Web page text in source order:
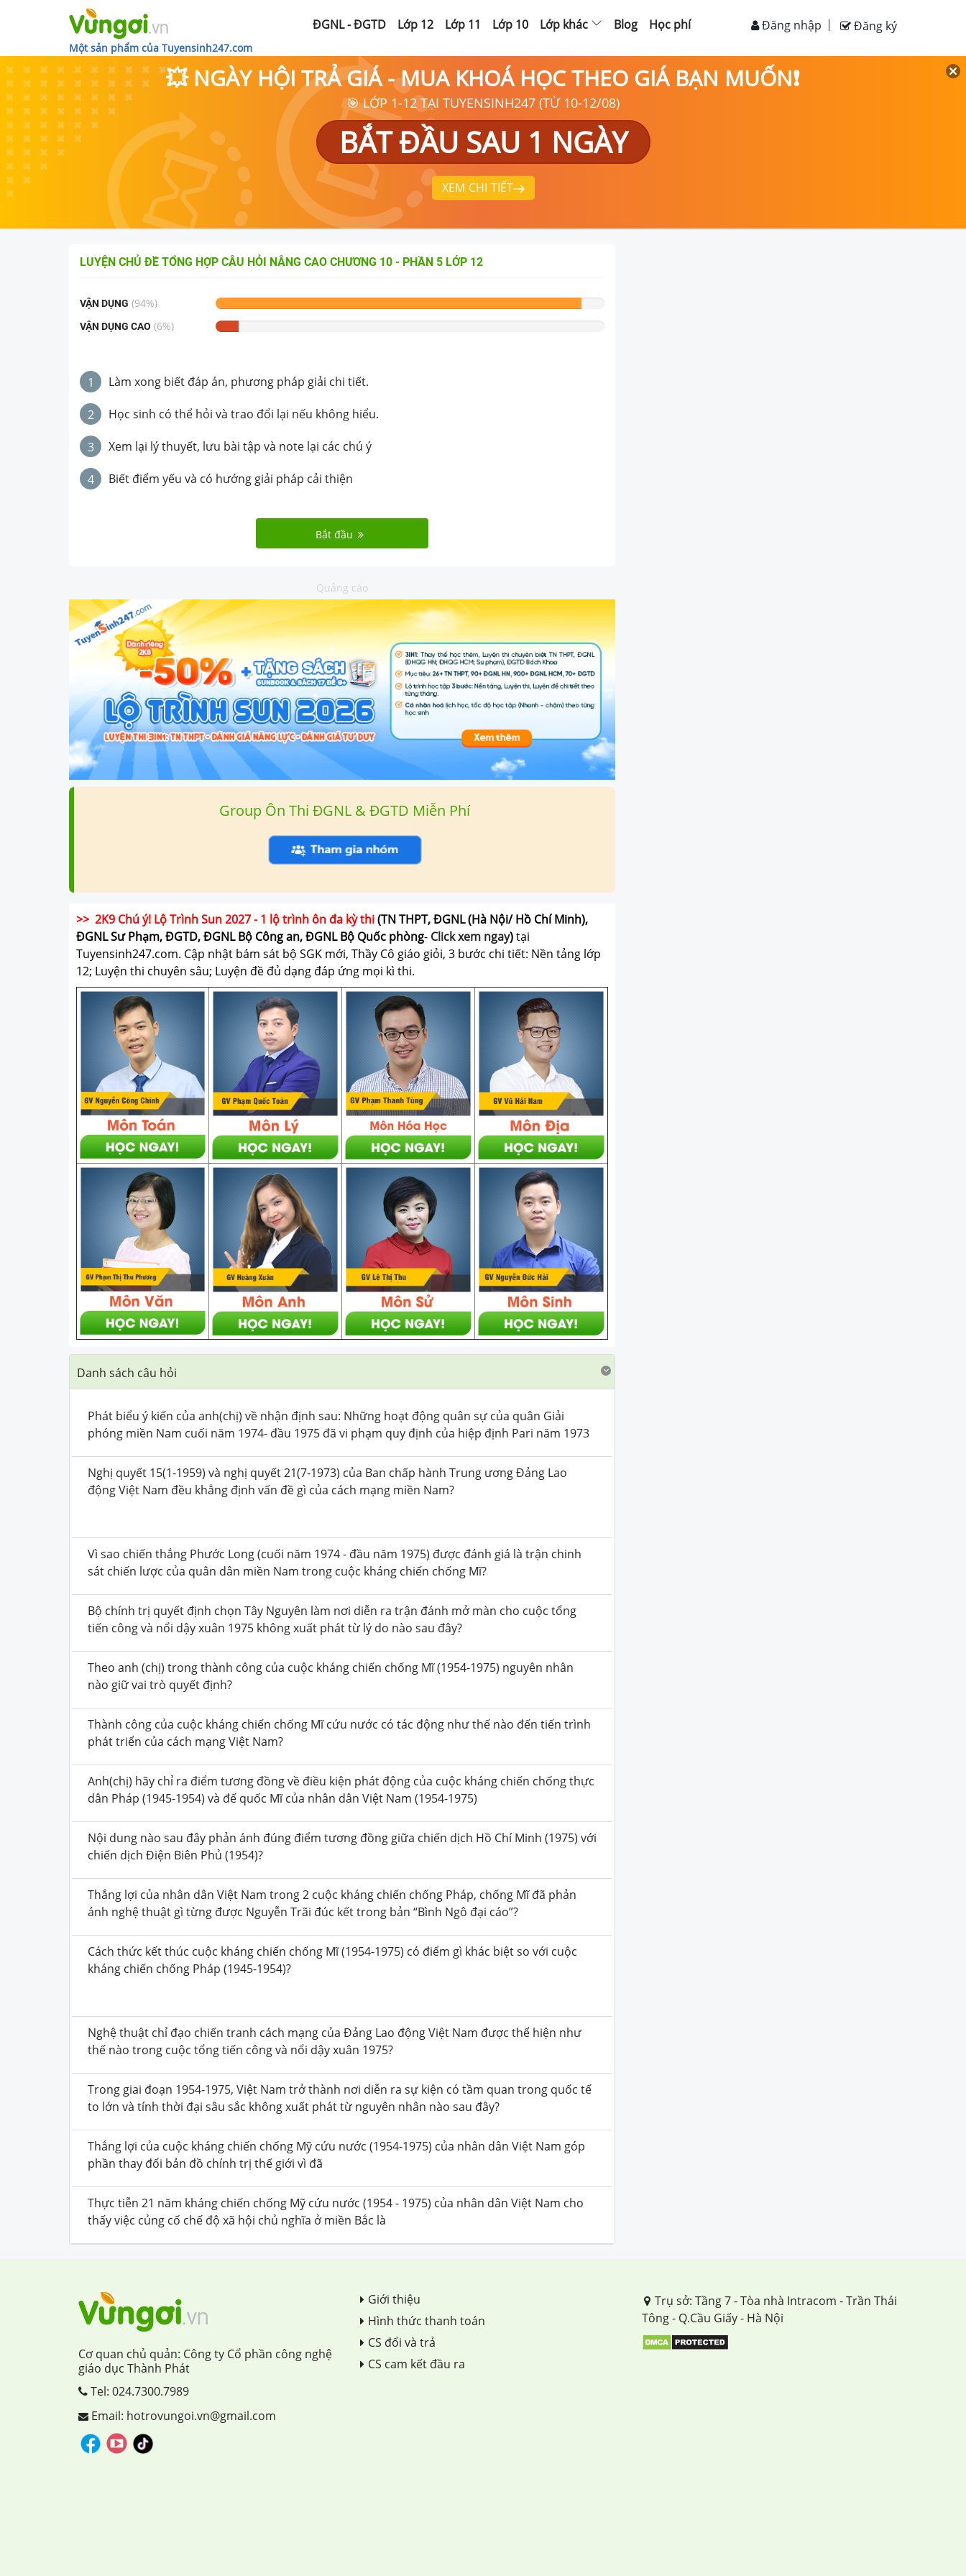
Một sản phẩm của Tuyensinh247.com
ĐGNL - ĐGTD Lớp 12 Lớp 11 Lớp 10 Lớp khác Blog Học phí Đăng ký
Đăng nhập
💥 NGÀY HỘI TRẢ GIÁ - MUA KHOÁ HỌC THEO GIÁ BẠN MUỐN❗
🎯 LỚP 1-12 TẠI TUYENSINH247 (TỪ 10-12/08)
BẮT ĐẦU SAU 1 NGÀY
XEM CHI TIẾT
LUYỆN CHỦ ĐỀ TỔNG HỢP CÂU HỎI NÂNG CAO CHƯƠNG 10 - PHẦN 5 LỚP 12
VẬN DỤNG (94%)
VẬN DỤNG CAO (6%)
1 Làm xong biết đáp án, phương pháp giải chi tiết.
2 Học sinh có thể hỏi và trao đổi lại nếu không hiểu.
3 Xem lại lý thuyết, lưu bài tập và note lại các chú ý
4 Biết điểm yếu và có hướng giải pháp cải thiện
Bắt đầu
Quảng cáo
Group Ôn Thi ĐGNL & ĐGTD Miễn Phí
>> 2K9 Chú ý! Lộ Trình Sun 2027 - 1 lộ trình ôn đa kỳ thi(TN THPT, ĐGNL (Hà Nội/ Hồ Chí Minh),
ĐGNL Sư Phạm, ĐGTD, ĐGNL Bộ Công an, ĐGNL Bộ Quốc phòng- Click xem ngay)tại
Tuyensinh247.com. Cập nhật bám sát bộ SGK mới, Thầy Cô giáo giỏi, 3 bước chi tiết: Nền tảng lớp
12; Luyện thi chuyên sâu; Luyện đề đủ dạng đáp ứng mọi kì thi.
Danh sách câu hỏi
Phát biểu ý kiến của anh(chị) về nhận định sau: Những hoạt động quân sự của quân Giải
phóng miền Nam cuối năm 1974- đầu 1975 đã vi phạm quy định của hiệp định Pari năm 1973
Nghị quyết 15(1-1959) và nghị quyết 21(7-1973) của Ban chấp hành Trung ương Đảng Lao
động Việt Nam đều khẳng định vấn đề gì của cách mạng miền Nam?
Vì sao chiến thắng Phước Long (cuối năm 1974 - đầu năm 1975) được đánh giá là trận chinh
sát chiến lược của quân dân miền Nam trong cuộc kháng chiến chống Mĩ?
Bộ chính trị quyết định chọn Tây Nguyên làm nơi diễn ra trận đánh mở màn cho cuộc tổng
tiến công và nổi dậy xuân 1975 không xuất phát từ lý do nào sau đây?
Theo anh (chị) trong thành công của cuộc kháng chiến chống Mĩ (1954-1975) nguyên nhân
nào giữ vai trò quyết định?
Thành công của cuộc kháng chiến chống Mĩ cứu nước có tác động như thế nào đến tiến trình
phát triển của cách mạng Việt Nam?
Anh(chị) hãy chỉ ra điểm tương đồng về điều kiện phát động của cuộc kháng chiến chống thực
dân Pháp (1945-1954) và đế quốc Mĩ của nhân dân Việt Nam (1954-1975)
Nội dung nào sau đây phản ánh đúng điểm tương đồng giữa chiến dịch Hồ Chí Minh (1975) với
chiến dịch Điện Biên Phủ (1954)?
Thắng lợi của nhân dân Việt Nam trong 2 cuộc kháng chiến chống Pháp, chống Mĩ đã phản
ánh nghệ thuật gì từng được Nguyễn Trãi đúc kết trong bản “Bình Ngô đại cáo”?
Cách thức kết thúc cuộc kháng chiến chống Mĩ (1954-1975) có điểm gì khác biệt so với cuộc
kháng chiến chống Pháp (1945-1954)?
Nghệ thuật chỉ đạo chiến tranh cách mạng của Đảng Lao động Việt Nam được thể hiện như
thế nào trong cuộc tổng tiến công và nổi dậy xuân 1975?
Trong giai đoạn 1954-1975, Việt Nam trở thành nơi diễn ra sự kiện có tầm quan trong quốc tế
to lớn và tính thời đại sâu sắc không xuất phát từ nguyên nhân nào sau đây?
Thắng lợi của cuộc kháng chiến chống Mỹ cứu nước (1954-1975) của nhân dân Việt Nam góp
phần thay đổi bản đồ chính trị thế giới vì đã
Thực tiễn 21 năm kháng chiến chống Mỹ cứu nước (1954 - 1975) của nhân dân Việt Nam cho
thấy việc củng cố chế độ xã hội chủ nghĩa ở miền Bắc là
Cơ quan chủ quản: Công ty Cổ phần công nghệ
giáo dục Thành Phát
Tel: 024.7300.7989
Email: hotrovungoi.vn@gmail.com
Giới thiệu
Hình thức thanh toán
CS đổi và trả
CS cam kết đầu ra
Trụ sở: Tầng 7 - Tòa nhà Intracom - Trần Thái
Tông - Q.Cầu Giấy - Hà Nội